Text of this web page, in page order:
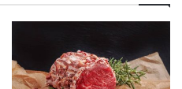
ت
د
ن
م
ح
ى
ب